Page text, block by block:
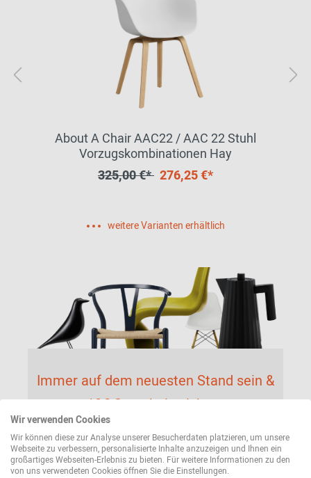
About A Chair AAC22 / AAC 22 Stuhl
Vorzugskombinationen Hay
325,00 €* 276,25 €*
weitere Varianten erhältlich
Immer auf dem neuesten Stand sein &
10€ Gutschein sichern
Unsere Angebote und Trends aus der Welt des
Designs bequem per E-Mail. Dazu bekommen Sie
einen 10€ Gutschein geschenkt (einlösbar ab
Wir verwenden Cookies
Wir können diese zur Analyse unserer Besucherdaten platzieren, um unsere
Webseite zu verbessern, personalisierte Inhalte anzuzeigen und Ihnen ein
großartiges Webseiten-Erlebnis zu bieten. Für weitere Informationen zu den
von uns verwendeten Cookies öffnen Sie die Einstellungen.